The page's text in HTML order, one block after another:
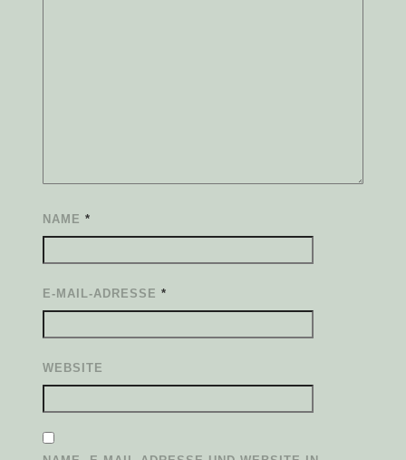
NAME*
E-MAIL-ADRESSE*
WEBSITE